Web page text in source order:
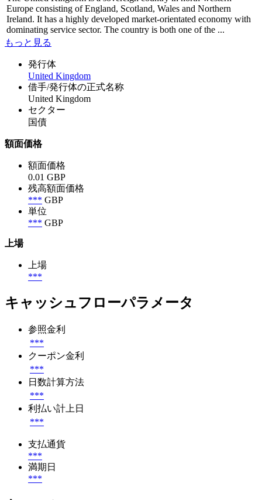
Europe consisting of England, Scotland, Wales and Northern
Ireland. It has a highly developed market-orientated economy with
dominating service sector. The country is both one of the ...
もっと見る
発行体
United Kingdom
借手/発行体の正式名称
United Kingdom
セクター
国債
額面価格
額面価格
0.01 GBP
残高額面価格
*** GBP
単位
*** GBP
上場
上場
***
キャッシュフローパラメータ
参照金利
***
クーポン金利
***
日数計算方法
***
利払い計上日
***
支払通貨
***
満期日
***